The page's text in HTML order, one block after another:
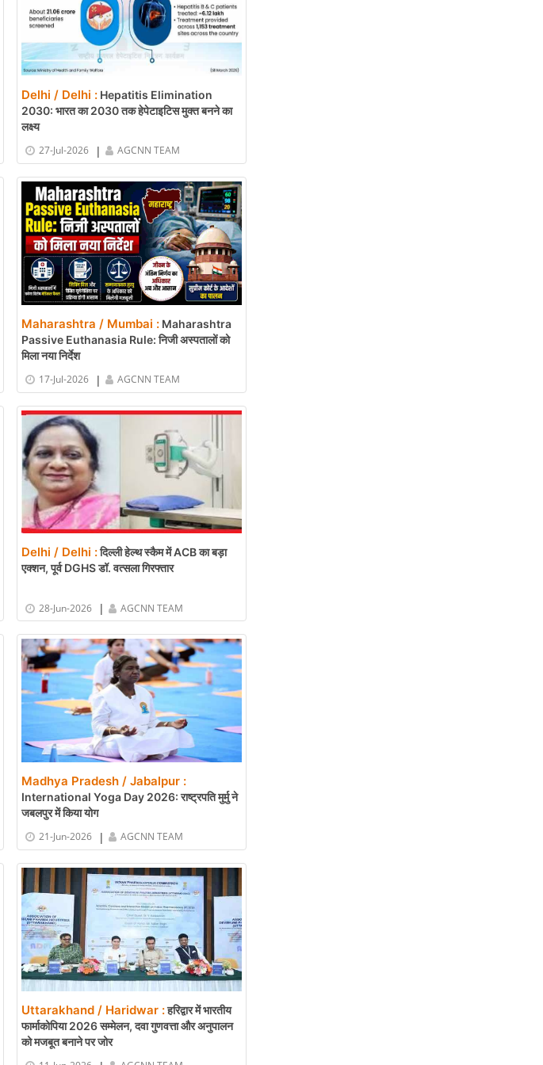
Delhi / Delhi : Hepatitis Elimination
2030: भारत का 2030 तक हेपेटाइटिस मुक्त बनने का
लक्ष्य
27-Jul-2026
| AGCNN TEAM
Maharashtra / Mumbai : Maharashtra
Passive Euthanasia Rule: निजी अस्पतालों को
मिला नया निर्देश
17-Jul-2026
| AGCNN TEAM
Delhi / Delhi :दिल्ली हेल्थ स्कैम में ACB का बड़ा
एक्शन, पूर्व DGHS डॉ. वत्सला गिरफ्तार
28-Jun-2026 | AGCNN TEAM
Madhya Pradesh / Jabalpur :
International Yoga Day 2026: राष्ट्रपति मुर्मु ने
जबलपुर में किया योग
21-Jun-2026
| AGCNN TEAM
Uttarakhand / Haridwar :हरिद्वार में भारतीय
फार्माकोपिया 2026 सम्मेलन, दवा गुणवत्ता और अनुपालन
को मजबूत बनाने पर जोर